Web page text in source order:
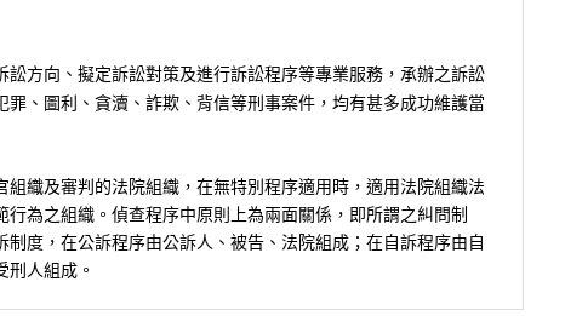
方向、擬定訴訟對策及進行訴訟程序等專業服務，承辦之訴訟
罪、圖利、貪瀆、詐欺、背信等刑事案件，均有甚多成功維護當
織及審判的法院組織，在無特別程序適用時，適用法院組織法
為之組織。偵查程序中原則上為兩面關係，即所謂之糾問制
度，在公訴程序由公訴人、被告、法院組成；在自訴程序由自
人組成。